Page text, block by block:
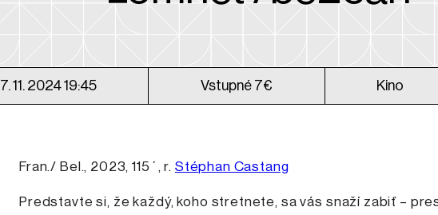
7. 11. 2024 19:45 Vstupné 7€ Kino
Fran./ Bel., 2023, 115´, r. Stéphan Castang
Predstavte si, že každý, koho stretnete, sa vás snaží zabiť –